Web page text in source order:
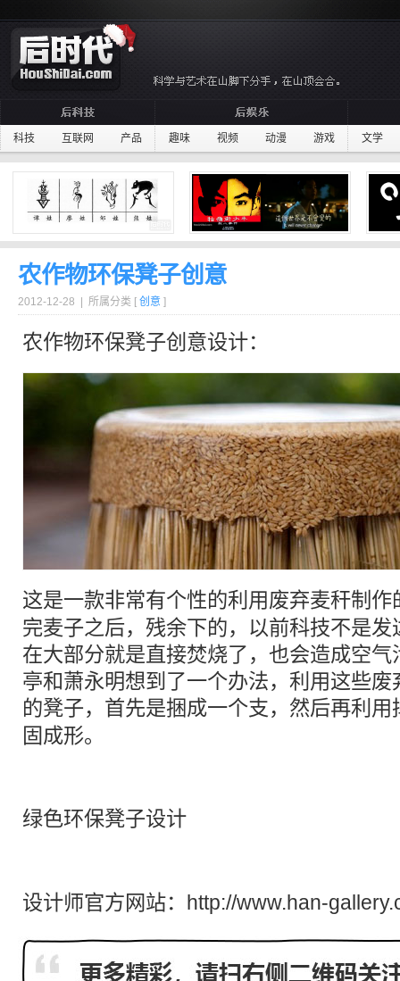
科技 互联网 产品 趣味 视频 动漫 游戏 文学
农作物环保凳子创意
2012-12-28 | 所属分类 [ 创意 ]
农作物环保凳子创意设计：
这是一款非常有个性的利用废弃麦秆制作
完麦子之后，残余下的，以前科技不是
在大部分就是直接焚烧了，也会造成空
亭和萧永明想到了一个办法，利用这些
的凳子，首先是捆成一个支，然后再利
固成形。
绿色环保凳子设计
设计师官方网站：http://www.han-